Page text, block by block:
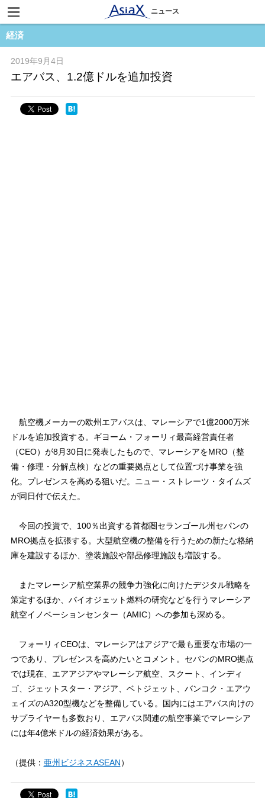
ニュース
経済
2019年9月4日
エアバス、1.2億ドルを追加投資
航空機メーカーの欧州エアバスは、マレーシアで1億2000万米
ドルを追加投資する。ギヨーム・フォーリィ最高経営責任者
（CEO）が8月30日に発表したもので、マレーシアをMRO（整
備・修理・分解点検）などの重要拠点として位置づけ事業を強
化。プレゼンスを高める狙いだ。ニュー・ストレーツ・タイムズ
が同日付で伝えた。
今回の投資で、100％出資する首都圏セランゴール州セパンの
MRO拠点を拡張する。大型航空機の整備を行うための新たな格納
庫を建設するほか、塗装施設や部品修理施設も増設する。
またマレーシア航空業界の競争力強化に向けたデジタル戦略を
策定するほか、バイオジェット燃料の研究などを行うマレーシア
航空イノベーションセンター（AMIC）への参加も深める。
フォーリィCEOは、マレーシアはアジアで最も重要な市場の一
つであり、プレゼンスを高めたいとコメント。セパンのMRO拠点
では現在、エアアジアやマレーシア航空、スクート、インディ
ゴ、ジェットスター・アジア、ベトジェット、バンコク・エアウ
ェイズのA320型機などを整備している。国内にはエアバス向けの
サプライヤーも多数おり、エアバス関連の航空事業でマレーシア
には年4億米ドルの経済効果がある。
（提供： 亜州ビジネスASEAN）